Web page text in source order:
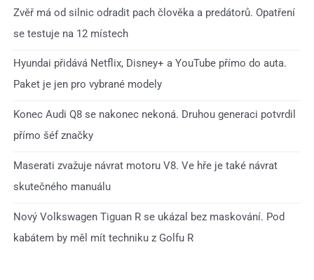
Zvěř má od silnic odradit pach člověka a predátorů. Opatření
se testuje na 12 místech
Hyundai přidává Netflix, Disney+ a YouTube přímo do auta.
Paket je jen pro vybrané modely
Konec Audi Q8 se nakonec nekoná. Druhou generaci potvrdil
přímo šéf značky
Maserati zvažuje návrat motoru V8. Ve hře je také návrat
skutečného manuálu
Nový Volkswagen Tiguan R se ukázal bez maskování. Pod
kabátem by měl mít techniku z Golfu R